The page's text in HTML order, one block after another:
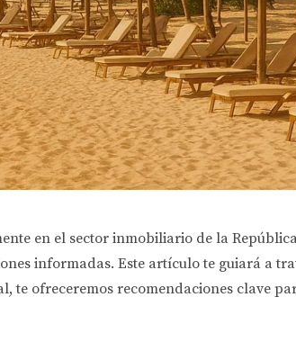
en el sector inmobiliario de la
informadas. Este artículo te guiará a
te ofreceremos recomendaciones clave